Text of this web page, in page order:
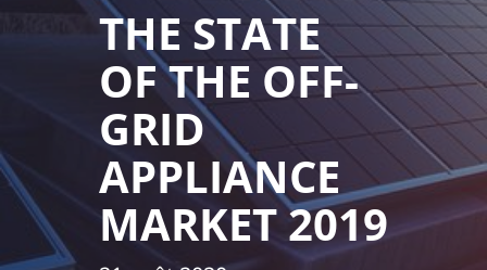
THE STATE
OF THE OFF-
GRID
APPLIANCE
MARKET 2019